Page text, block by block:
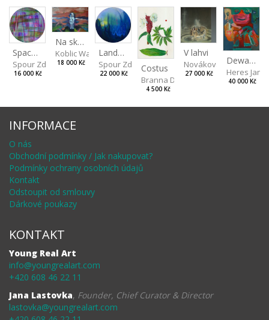
Spaces III
Spour Zdeněk
16 000 Kč
Na skalách
Koblic Walterová Martina
18 000 Kč
Landscape II
Spour Zdeněk
22 000 Kč Costus
Branna Dorota
4 500 Kč
V lahvi
Nováková Blanka
27 000 Kč
Dewa pagan
Heres Jan
40 000 Kč
INFORMACE
O nás
Obchodní podmínky / Jak nakupovat?
Podmínky ochrany osobních údajů
Kontakt
Odstoupit od smlouvy
Dárkové poukazy
KONTAKT
Young Real Art
info@youngrealart.com
+420 608 46 22 11
Jana Lastovka, Founder, Chief Curator & Director
lastovka@youngrealart.com